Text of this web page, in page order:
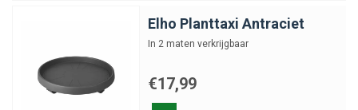
Elho Planttaxi Antraciet
In 2 maten verkrijgbaar
€17,99